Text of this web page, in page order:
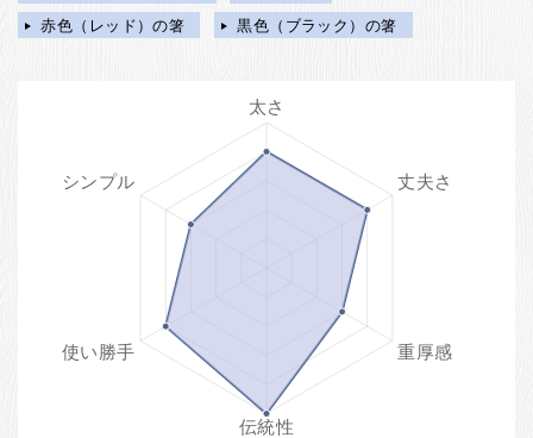
赤色（レッド）の箸
黒色（ブラック）の箸